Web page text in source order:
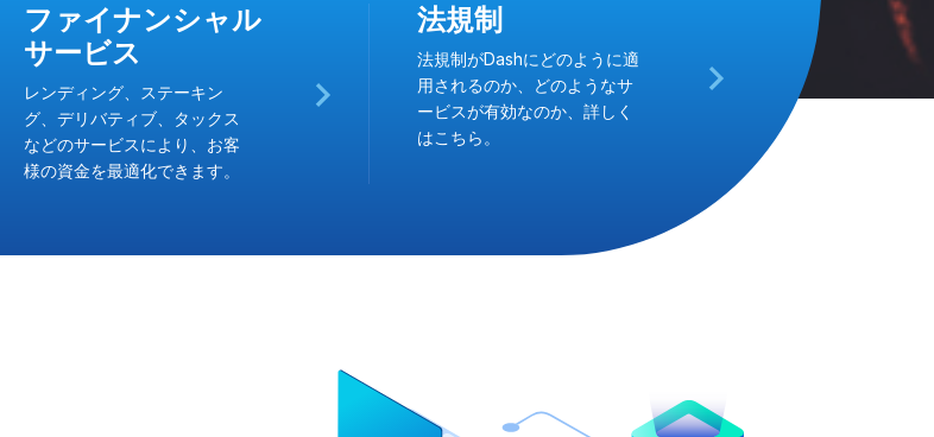
ファイナンシャル
サービス
レンディング、ステーキン
グ、デリバティブ、タックス
などのサービスにより、お客
様の資金を最適化できます。
法規制
法規制がDashにどのように適
用されるのか、どのようなサ
ービスが有効なのか、詳しく
はこちら。